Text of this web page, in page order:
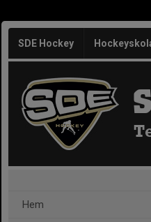
SDE Hockey
Hem